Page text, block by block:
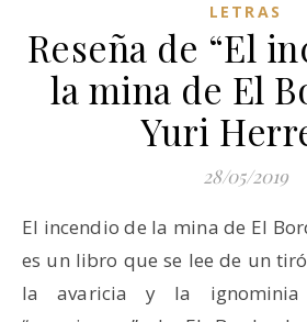
LETRAS
Reseña de “El
la mina de El
Yuri
28/05/2019
El incendio de la mina de El Bordo de Yuri Herrera
es un libro que se lee de un
la avaricia y la